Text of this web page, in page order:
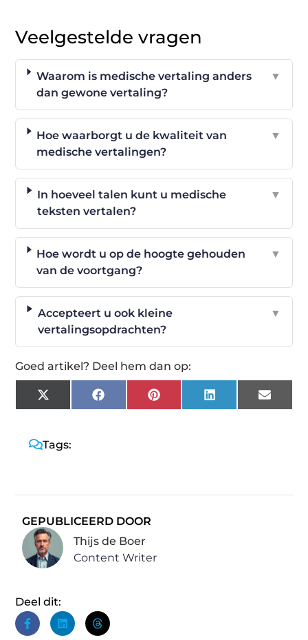
Veelgestelde vragen
Waarom is medische vertaling anders
dan gewone vertaling?
▼
Hoe waarborgt u de kwaliteit van
medische vertalingen?
▼
In hoeveel talen kunt u medische
teksten vertalen?
▼
Hoe wordt u op de hoogte gehouden
van de voortgang?
▼
Accepteert u ook kleine
vertalingsopdrachten?
▼
Goed artikel? Deel hem dan op:
X
(Twitter)
FacebookPinterestLinkedIn Email
Tags:
GEPUBLICEERD DOOR
Thijs de Boer
Content Writer
Deel dit: